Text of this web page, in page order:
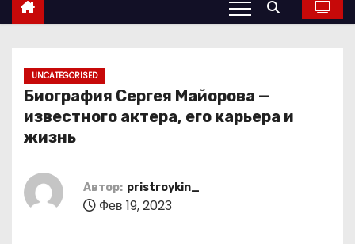
UNCATEGORISED
Биография Сергея Майорова —
известного актера, его карьера и
жизнь
Автор: pristroykin_
Фев 19, 2023